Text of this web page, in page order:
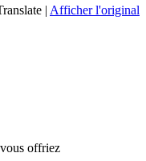
| Afficher l'original
offriez